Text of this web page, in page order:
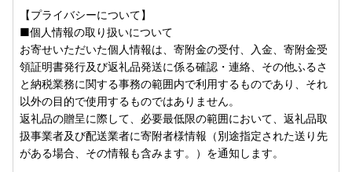
【プライバシーについて】
■個人情報の取り扱いについて
お寄せいただいた個人情報は、寄附金の受付、入金、寄附金受
領証明書発行及び返礼品発送に係る確認・連絡、その他ふるさ
と納税業務に関する事務の範囲内で利用するものであり、それ
以外の目的で使用するものではありません。
返礼品の贈呈に際して、必要最低限の範囲において、返礼品取
扱事業者及び配送業者に寄附者様情報（別途指定された送り先
がある場合、その情報も含みます。）を通知します。